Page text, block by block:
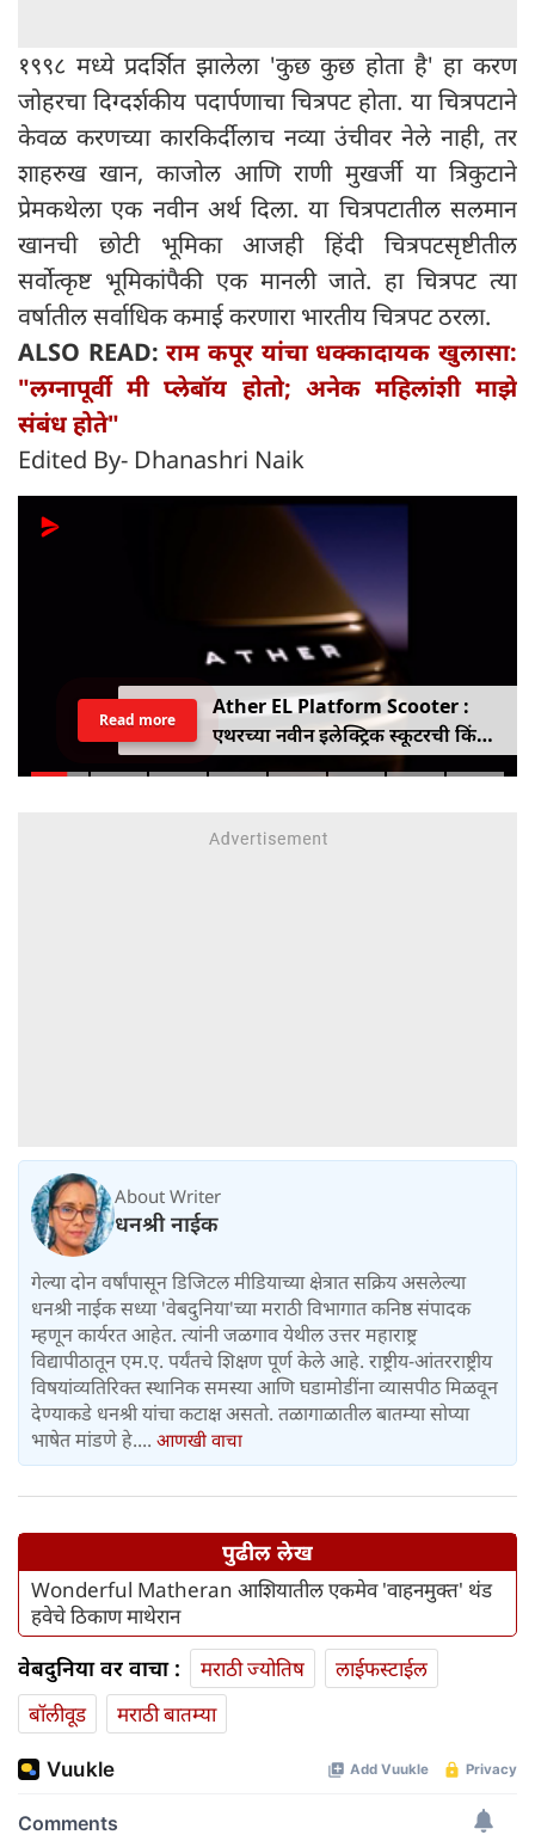
१९९८ मध्ये प्रदर्शित झालेला 'कुछ कुछ होता है' हा करण
जोहरचा दिग्दर्शकीय पदार्पणाचा चित्रपट होता. या चित्रपटाने
केवळ करणच्या कारकिर्दीलाच नव्या उंचीवर नेले नाही, तर
शाहरुख खान, काजोल आणि राणी मुखर्जी या त्रिकुटाने
प्रेमकथेला एक नवीन अर्थ दिला. या चित्रपटातील सलमान
खानची छोटी भूमिका आजही हिंदी चित्रपटसृष्टीतील
सर्वोत्कृष्ट भूमिकांपैकी एक मानली जाते. हा चित्रपट त्या
वर्षातील सर्वाधिक कमाई करणारा भारतीय चित्रपट ठरला.
ALSO READ:राम कपूर यांचा धक्कादायक खुलासा:
"लग्नापूर्वी मी प्लेबॉय होतो; अनेक महिलांशी माझे
संबंध होते"
Edited By- Dhanashri Naik
Ather EL Platform Scooter :
एथरच्या नवीन इलेक्ट्रिक स्कूटरची किंमत
जाहीर, जाणून घ्या कोनार्कमध्ये कोणती
Read more
About Writer
धनश्री नाईक
गेल्या दोन वर्षांपासून डिजिटल मीडियाच्या क्षेत्रात सक्रिय असलेल्या
धनश्री नाईक सध्या 'वेबदुनिया'च्या मराठी विभागात कनिष्ठ संपादक
म्हणून कार्यरत आहेत. त्यांनी जळगाव येथील उत्तर महाराष्ट्र
विद्यापीठातून एम.ए. पर्यंतचे शिक्षण पूर्ण केले आहे. राष्ट्रीय-आंतरराष्ट्रीय
विषयांव्यतिरिक्त स्थानिक समस्या आणि घडामोडींना व्यासपीठ मिळवून
देण्याकडे धनश्री यांचा कटाक्ष असतो. तळागाळातील बातम्या सोप्या
भाषेत मांडणे हे.... आणखी वाचा
पुढील लेख
Wonderful Matheran आशियातील एकमेव 'वाहनमुक्त' थंड
हवेचे ठिकाण माथेरान
वेबदुनिया वर वाचा : मराठी ज्योतिष
लाईफस्टाईल
बॉलीवूड
मराठी बातम्या